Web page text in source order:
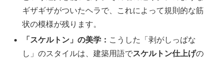
ギザギザがついたヘラで、これによって規則的な筋
状の模様が残ります。
「スケルトン」の美学： こうした「剥がしっぱな
し」のスタイルは、建築用語でスケルトン仕上げの